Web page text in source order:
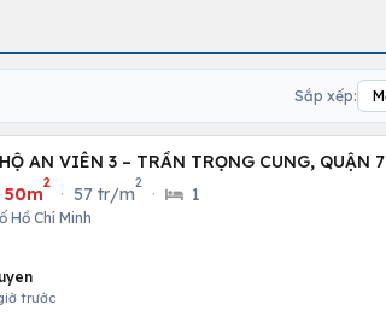
Sắp xếp:
AN VIÊN 3 – TRẦN TRỌNG CUNG, QUẬN 7
50m
2
· 57 tr/m
2
· 1
Hồ Chí Minh
trước